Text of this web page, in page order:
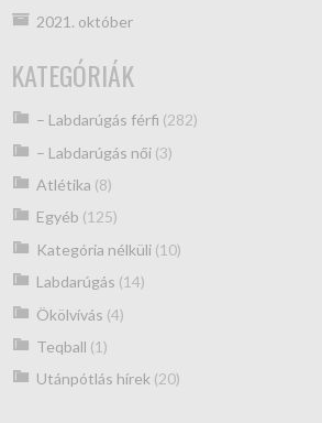
2021. október
KATEGÓRIÁK
– Labdarúgás férfi (282)
– Labdarúgás női(3)
Atlétika (8)
Egyéb (125)
Kategória nélküli(10)
Labdarúgás (14)
Ökölvívás (4)
Teqball (1)
Utánpótlás hírek (20)